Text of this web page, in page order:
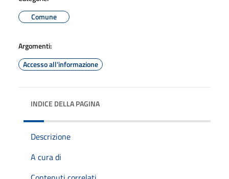
Comune
Argomenti:
Accesso all'informazione
INDICE DELLA PAGINA
Descrizione
A cura di